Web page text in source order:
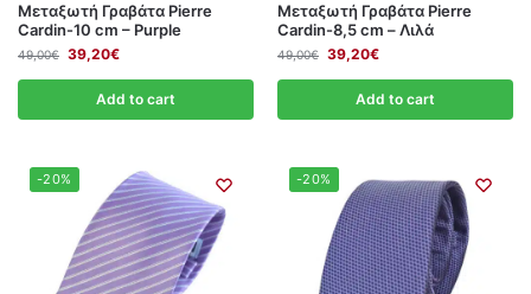
Μεταξωτή Γραβάτα Pierre
Cardin-10 cm – Purple
49,00€ 39,20€
Add to cart
Μεταξωτή Γραβάτα Pierre
Cardin-8,5 cm – Λιλά
49,00€ 39,20€
Add to cart
-20% -20%